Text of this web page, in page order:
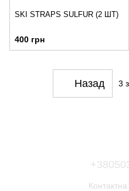
SKI STRAPS SULFUR (2 ШТ)
400 грн
Назад 3